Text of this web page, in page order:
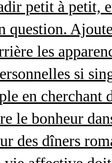
petit à petit,
question.
les
si
en cherchant
le bonheur
des dîners